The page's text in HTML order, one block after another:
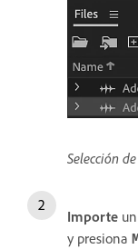
Selección
Importe
y presiona M